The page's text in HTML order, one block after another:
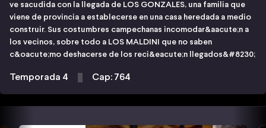
ve sacudida con la llegada de LOS GONZALES, una familia que
viene de provincia a establecerse en una casa heredada a medio
construir. Sus costumbres campechanas incomodar&aacute;n a
los vecinos, sobre todo a LOS MALDINI que no saben
c&oacute;mo deshacerse de los reci&eacute;n llegados&#8230;
Temporada 4 Cap: 764